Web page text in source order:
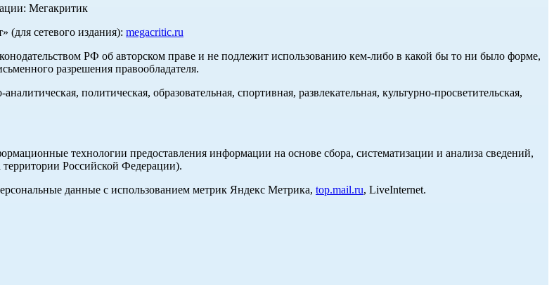
Мегакритик
сетевого издания): megacritic.ru
РФ об авторском праве и не подлежит использованию кем-либо в какой бы то ни было форме,
разрешения правообладателя.
политическая, образовательная, спортивная, развлекательная, культурно-просветительская,
технологии предоставления информации на основе сбора, систематизации и анализа сведений,
Российской Федерации).
данные с использованием метрик Яндекс Метрика, top.mail.ru, LiveInternet.